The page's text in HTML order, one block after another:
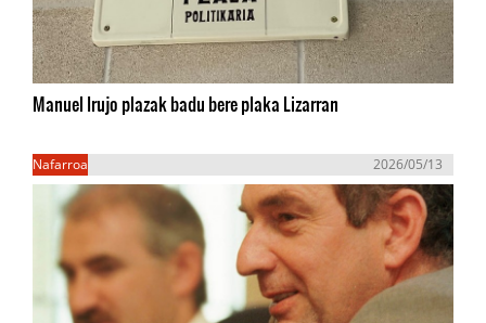
Manuel Irujo plazak badu bere plaka Lizarran
Nafarroa 2026/05/13